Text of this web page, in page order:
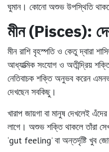
ঘুমান। কোনো অশুভ উপস্থিতি
মীন (Pisces):
মীন রাশি বৃহস্পতি ও কেতু দ্বারা
আধ্যাত্মিক সংযোগ ও অতীন্দ্রিয়
নেতিবাচক শক্তি অনুভব করেন
দেখছেন সবকিছু।
খারাপ জায়গা বা মানুষ দেখলেই
লাগে। অশুভ শক্তি থাকলে তাঁরা
‘gut feeling’ বা অন্তর্দৃষ্টি খুব